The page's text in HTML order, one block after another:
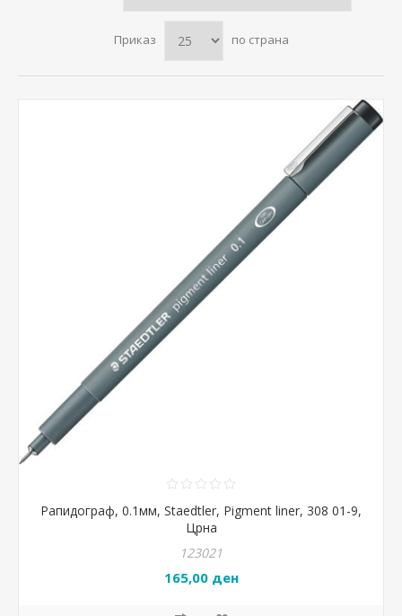
Приказ по страна
Рапидограф, 0.1мм, Staedtler, Pigment liner, 308 01-9,
Црна
123021
165,00 ден